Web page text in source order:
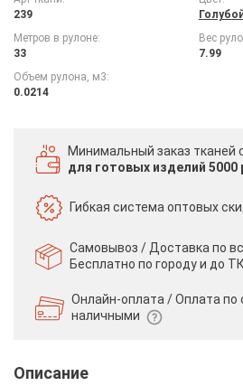
239
Метров в рулоне:
33
Вес
7.99
Объем рулона, м3:
0.0214
Минимальный заказ тканей
для готовых изделий 5000
Гибкая системаоптовых
Самовывоз / Доставка по
Бесплатно по городу и до ТК
Онлайн-оплата / Оплата по
наличными
Описание